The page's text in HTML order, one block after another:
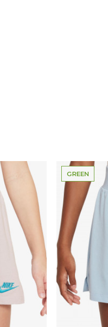
GREEN